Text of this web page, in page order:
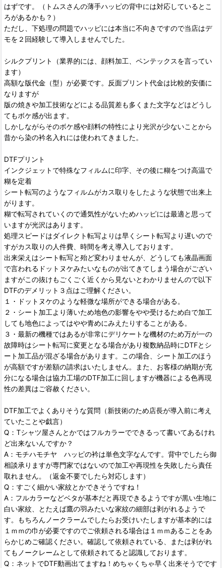
はずです。（トムスさんの薄手ハッピの背中には対応しているとこ
ろがあるかも？）
ただし、下処理の問題でハッピには本当に不向きですので当店はデ
モを２回経験して導入しませんでした。
シルクプリント（業界的には、顔料加工、ペンテックスを言ってい
ます）
高額な版代金（型）が必要です。反面プリント代金は比較的安価に
なりますが
版の焼きや加工技術などによる品質差も多くまた文字などはどうし
てもボケ感が出ます。
しかしながらそのボケ感や顔料の特性により光沢が少ないことから
昔から染の衿名入れには使われてきました。
DTFプリント
インクジェットで特殊なフィルムに印字、その後に糊をつけ高温で
糊を定着
シート転写のようなフィルムがカス取りをしたような状態で出来上
がります。
糊で転写されていくので通気性がないためハッピには最適と思って
いますが光沢はあります。
処理スピードはダイレクト転写よりは早くシート転写より遅いので
すがカス取りの人件費、時間を考え導入しております。
出来栄えはシート転写と殆ど変わりませんが、どうしても液晶画面
で言われるドットヌケみたいなものが出てきてしまう場合がござい
ますがこの抜けもごくごく近くから見ないとわかりませんので以下
DTFのデメリット３点はご理解ください。
１・ドットヌケのような軽微な場所ができる場合がある。
２・シート加工より薄いため地色の影響をやや受けるため白で加工
しても地色によってはやや青めにみえたりすることがある。
３・最新の機種ではあるが非常にデリケートな機材のため万が一の
故障時はシート転写に変更となる場合があり複数納品時にDTFとシ
ート加工品が混ざる場合があります。この場合、シート加工のほう
が高額ですが差額の請求はいたしません。また、お客様の納期が充
分になる場合は協力工場のDTF加工に回しますが機器による色再現
性の差異はご容赦ください。
DTF加工でよくありそうな質問（新技術のため店長が導入前に考え
ていたことや戯言）
Q：Tシャツ屋さんとかではフルカラーでできるって書いてあるけれ
ど出来ないんですか？
A：モチハモチヤ ハッピの衿は単色文字なんです。背中でしたら御
相談承りますが専門家ではないので加工や再現性を失敗したら責任
取れません。（返金不要でしたら対応します）
Q：すごく細かい家紋とかできそうですね！
A：フルカラーなどベタが基本だと再現できるようですが黒い生地に
白い家紋、とたえば鷹の羽みたいな家紋の細部は剥がれるようで
す。もちろんノークラームでしたらお受けいたしますが基本的には
１ｍｍの巾が必要ですのでご依頼される場合は１ｍｍあることをあ
らかじめご確認ください。確認して依頼されている、または剥がれ
てもノークレームとして依頼されてると認識しております。
Q：ネットでDTF動画出てますね！めちゃくちゃ早く出来そうでです